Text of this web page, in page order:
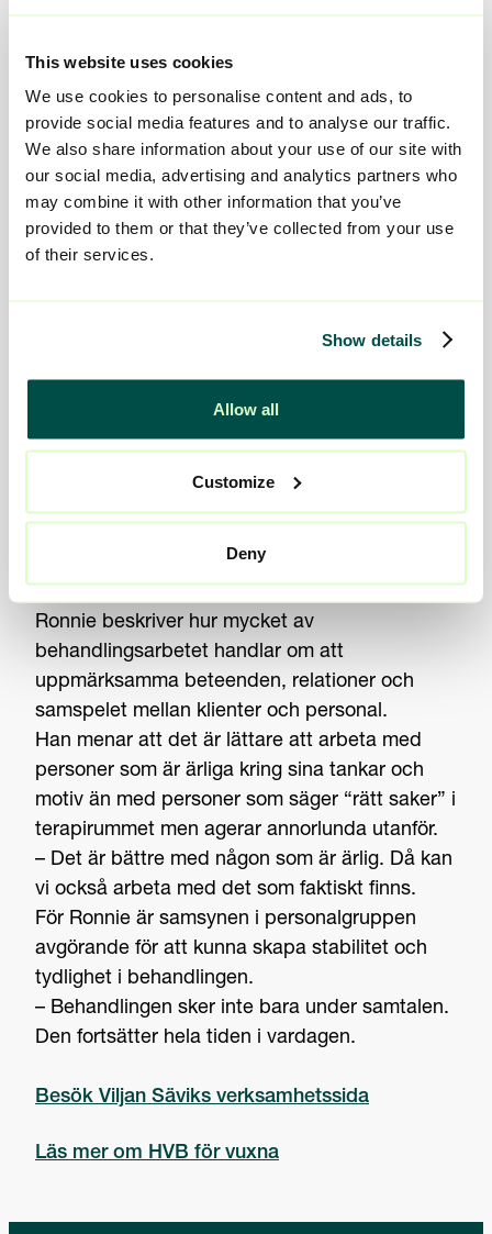
This website uses cookies
We use cookies to personalise content and ads, to
provide social media features and to analyse our traffic.
We also share information about your use of our site with
our social media, advertising and analytics partners who
may combine it with other information that you’ve
provided to them or that they’ve collected from your use
of their services.
Show details
Allow all
Customize
Deny
tillsammans med andra.
Han beskriver hur klienter ofta testar gränser
och olika personer i personalgruppen.
– Någon kanske frågar en personal om skjuts
till centrum och får nej. Då testar man nästa
person i stället. Därför behöver vi ha samsyn
vardagsarbetet är också en av anledningarna
När behandlingen fortsätter
Ronnie beskriver hur mycket av
behandlingsarbetet handlar om att
uppmärksamma beteenden, relationer och
samspelet mellan klienter och personal.
Han menar att det är lättare att arbeta med
personer som är ärliga kring sina tankar och
motiv än med personer som säger “rätt saker” i
terapirummet men agerar annorlunda utanför.
– Det är bättre med någon som är ärlig. Då kan
vi också arbeta med det som faktiskt finns.
För Ronnie är samsynen i personalgruppen
avgörande för att kunna skapa stabilitet och
tydlighet i behandlingen.
– Behandlingen sker inte bara under samtalen.
Den fortsätter hela tiden i vardagen.
Besök Viljan Säviks verksamhetssida
Läs mer om HVB för vuxna